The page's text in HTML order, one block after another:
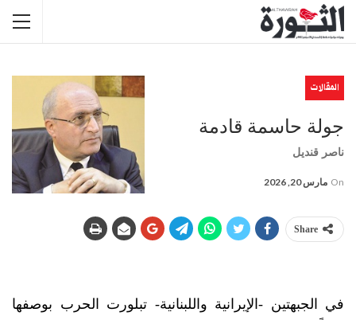
المقالات
جولة حاسمة قادمة
ناصر قنديل
On مارس 20, 2026
Share
في الجبهتين -الإيرانية واللبنانية- تبلورت الحرب بوصفها